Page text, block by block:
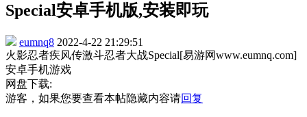
Special安卓手机版,安装即玩
eumnq8 2022-4-22 21:29:51
火影忍者疾风传激斗忍者大战Special[易游网www.eumnq.com]
安卓手机游戏
网盘下载:
游客，如果您要查看本帖隐藏内容请回复